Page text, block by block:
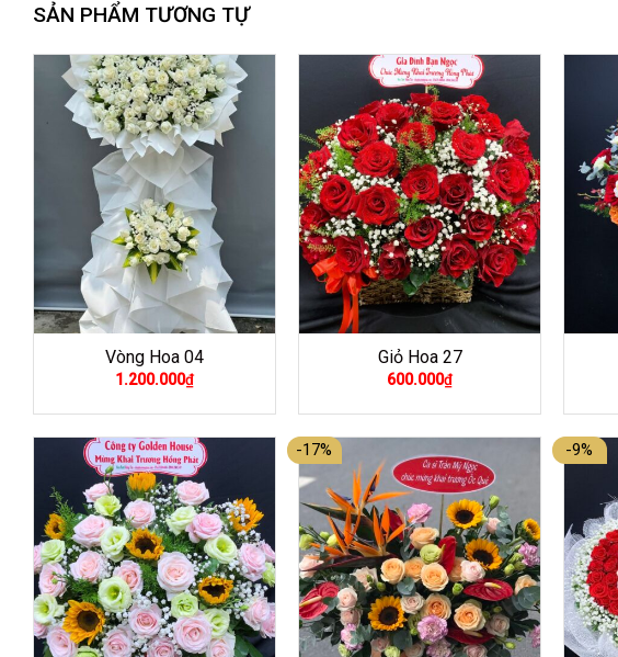
SẢN PHẨM TƯƠNG TỰ
Vòng Hoa 04
1.200.000₫
Giỏ Hoa 27
600.000₫
-17% -9%